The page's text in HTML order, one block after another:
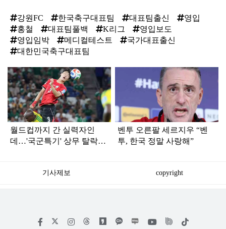
강원FC 한국축구대표팀 대표팀출신
영입
홍철
대표팀풀백 K리그
영입보도
영입임박
메디컬테스트
국가대표출신
대한민국축구대표팀
탑
라
인
월드컵까지 간 실력자인
데…'국군특기' 상무 탈락해
벤투 오른팔 세르지우 “벤
투, 한국 정말 사랑해”
기사제보 copyright
페
인
위
틱